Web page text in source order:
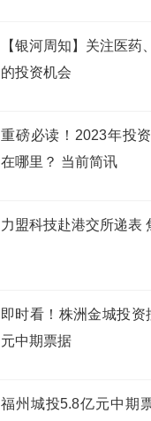
【银河周知】关注医药
的投资机会
重磅必读！2023年投
在哪里？ 当前简讯
力盟科技赴港交所递表
即时看！株洲金城投
元中期票据
福州城投5.8亿元中期